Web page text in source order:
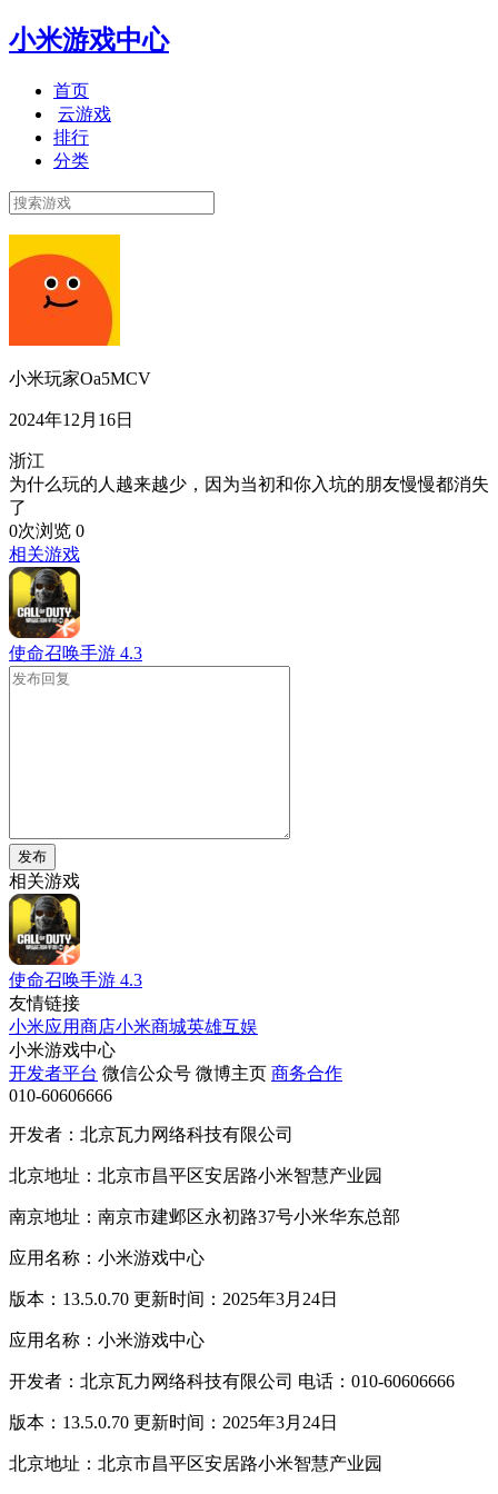
小米游戏中心
首页
云游戏
排行
分类
小米玩家Oa5MCV
2024年12月16日
浙江
为什么玩的人越来越少，因为当初和你入坑的朋友慢慢都消失
了
0次浏览 0
相关游戏
使命召唤手游 4.3
发布
相关游戏
使命召唤手游 4.3
友情链接
小米应用商店小米商城英雄互娱
小米游戏中心
开发者平台 微信公众号 微博主页 商务合作
010-60606666
开发者：北京瓦力网络科技有限公司
北京地址：北京市昌平区安居路小米智慧产业园
南京地址：南京市建邺区永初路37号小米华东总部
应用名称：小米游戏中心
版本：13.5.0.70 更新时间：2025年3月24日
应用名称：小米游戏中心
开发者：北京瓦力网络科技有限公司 电话：010-60606666
版本：13.5.0.70 更新时间：2025年3月24日
北京地址：北京市昌平区安居路小米智慧产业园